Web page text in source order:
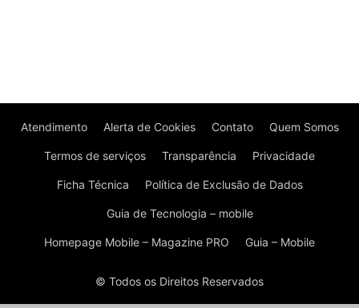
Atendimento Alerta de Cookies Contato Quem Somos
Termos de serviços Transparência Privacidade
Ficha Técnica Política de Exclusão de Dados
Guia de Tecnologia – mobile
Homepage Mobile – Magazine PRO Guia – Mobile
© Todos os Direitos Reservados